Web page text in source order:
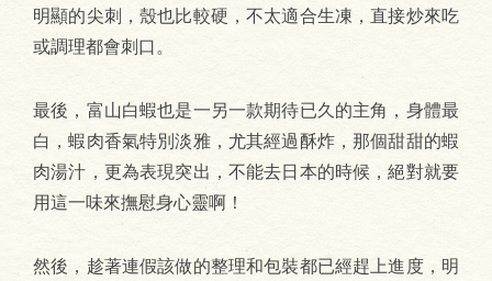
明顯的尖刺，殼也比較硬，不太適合生凍，直接炒來吃
或調理都會刺口。
最後，富山白蝦也是一另一款期待已久的主角，身體最
白，蝦肉香氣特別淡雅，尤其經過酥炸，那個甜甜的蝦
肉湯汁，更為表現突出，不能去日本的時候，絕對就要
用這一味來撫慰身心靈啊！
然後，趁著連假該做的整理和包裝都已經趕上進度，明